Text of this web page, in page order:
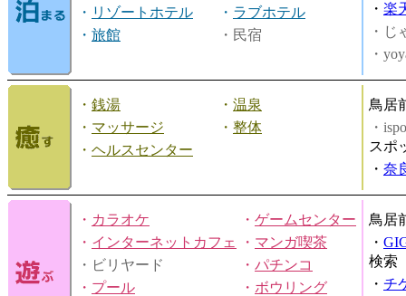
・ リゾートホテル ・ ラブホテル
・ 旅館 ・民宿
・ 楽
・じ
・
・ 銭湯 ・ 温泉
・ マッサージ ・ 整体
・ ヘルスセンター
鳥居
・
スポ
・ 奈
・ カラオケ ・ ゲームセンター
・ インターネットカフェ ・ マンガ喫茶
・ビリヤード
・ パチンコ
・ プール ・ ボウリング
鳥居
・
検索
・ チ